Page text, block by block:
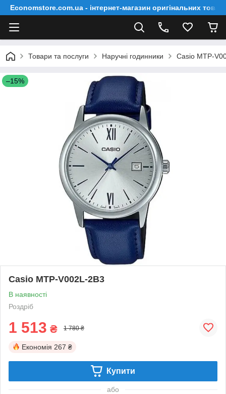
Economstore.com.ua - інтернет-магазин оригінальних
Товари та послуги Наручні годинники Casio MTP-
–15%
Casio MTP-V002L-2B3
В наявності
Роздріб
1 513 ₴ 1 780 ₴
Економія 267 ₴
Купити
або